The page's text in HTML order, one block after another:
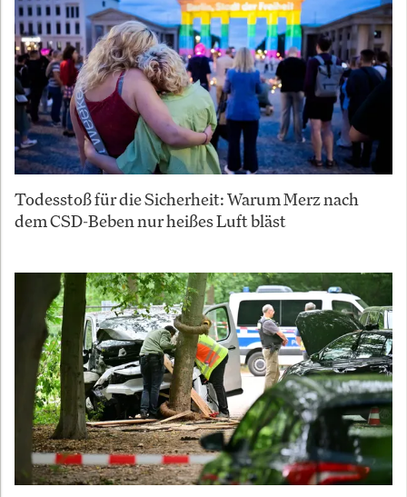
Todesstoß für die Sicherheit: Warum Merz nach
dem CSD-Beben nur heißes Luft bläst